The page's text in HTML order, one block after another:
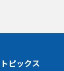
トピックス